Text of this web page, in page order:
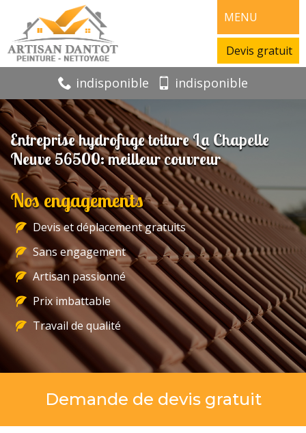
MENU
Devis gratuit
indisponible indisponible
Entreprise hydrofuge toiture La Chapelle
Neuve 56500: meilleur couvreur
Nos engagements
Devis et déplacement gratuits
Sans engagement
Artisan passionné
Prix imbattable
Travail de qualité
Demande de devis gratuit